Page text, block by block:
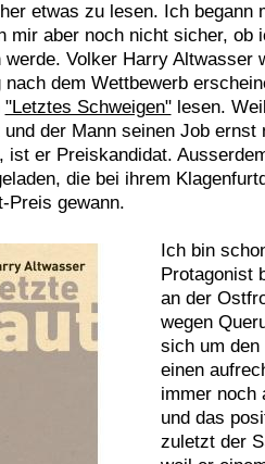
etwas zu lesen. Ich begann
mir aber noch nicht sicher, ob
werde. Volker Harry Altwasser
nach dem Wettbewerb
"Letztes Schweigen"lesen.
der Mann seinen Job ernst
ist er Preiskandidat.
die bei ihrem
Preis gewann.
Ich bin
Protagonist
an der
wegen
sich um
einen
immer noch
und das
zuletzt der